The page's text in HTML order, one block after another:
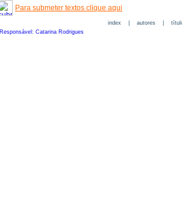
Para submeter textos clique aqui
index| autores|